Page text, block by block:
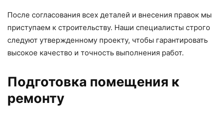
После согласования всех деталей и внесения правок мы
приступаем к строительству. Наши специалисты строго
следуют утвержденному проекту, чтобы гарантировать
высокое качество и точность выполнения работ.
Подготовка помещения к
ремонту